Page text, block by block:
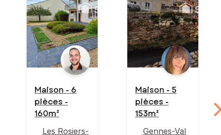
Maison - 6
pièces -
160m²
Les Rosiers-
Maison - 5
pièces -
153m²
Gennes-Val